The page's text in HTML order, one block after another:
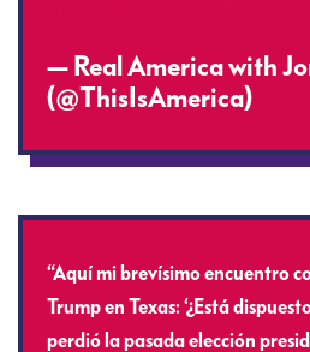
— Real America with
(@ThisIsAmerica)
“Aquí mi brevísimo encuentro
Trump en Texas: ‘¿Está
perdió la pasada elección